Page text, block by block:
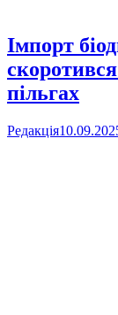
Імпорт
пільгах
Редакція